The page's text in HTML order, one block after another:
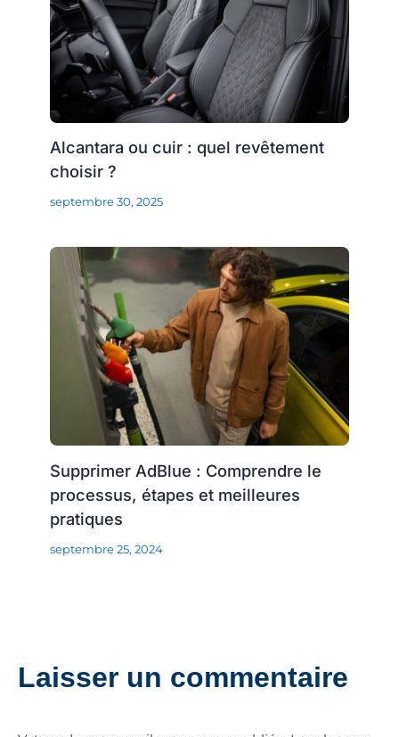
Alcantara ou cuir : quel revêtement
choisir ?
septembre 30, 2025
Supprimer AdBlue : Comprendre le
processus, étapes et meilleures
pratiques
septembre 25, 2024
Laisser un commentaire